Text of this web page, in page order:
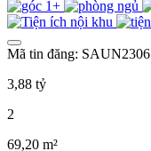
Mã tin đăng: SAUN2306
3,88 tỷ
2
69,20 m²